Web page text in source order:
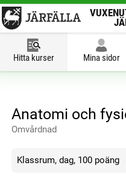
Hitta kurser Mina sidor
Anatomi och
Omvårdnad
Klassrum, dag, 100 poäng